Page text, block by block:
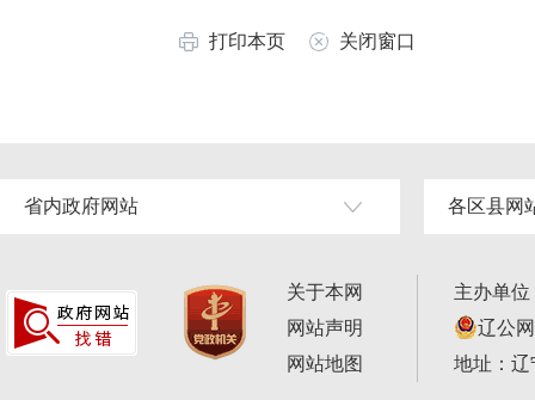
打印本页 关闭窗口
省内政府网站 各区县网
关于本网
网站声明
网站地图
主办单
辽公
地址：辽